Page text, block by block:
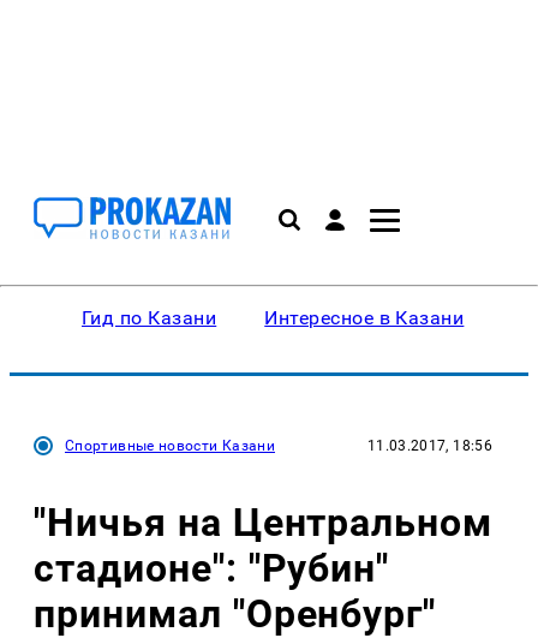
Гид по Казани Интересное в Казани
Спортивные новости Казани 11.03.2017, 18:56
"Ничья на Центральном
стадионе": "Рубин"
принимал "Оренбург"